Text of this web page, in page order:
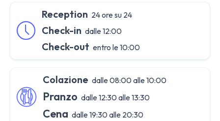
Reception 24 ore su 24
Check-in dalle 12:00
Check-out entro le 10:00
Colazione dalle 08:00 alle 10:00
Pranzo dalle 12:30 alle 13:30
Cena dalle 19:30 alle 20:30